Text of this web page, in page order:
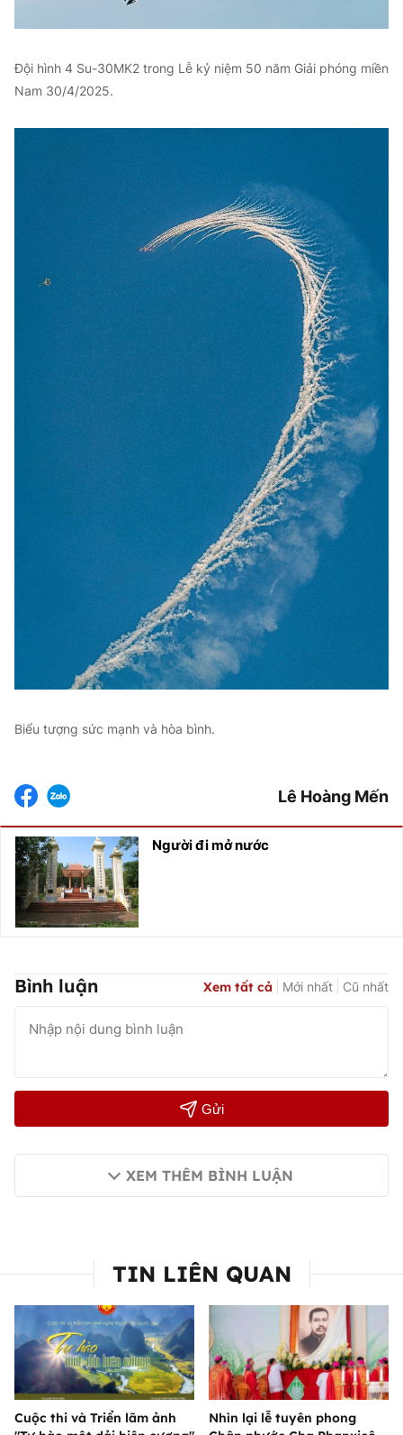
Đội hình 4 Su-30MK2 trong Lễ kỷ niệm 50 năm Giải phóng miền
Nam 30/4/2025.
Biểu tượng sức mạnh và hòa bình.
Lê Hoàng Mến
Người đi mở nước
Bình luận Xem tất cả Mới nhất Cũ nhất
Gửi
XEM THÊM BÌNH LUẬN
TIN LIÊN QUAN
Cuộc thi và Triển lãm ảnh
Nhìn lại lễ tuyên phong